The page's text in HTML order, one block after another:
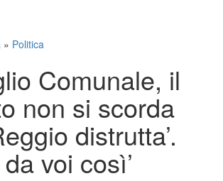
» Politica
Comunale, il
non si scorda
distrutta’.
voi così’